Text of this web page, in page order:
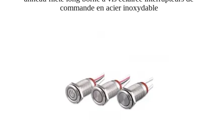
commande en acier inoxydable